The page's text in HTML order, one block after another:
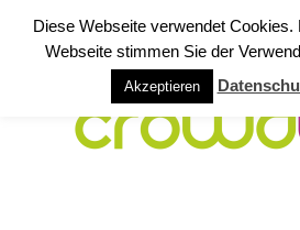
Diese Webseite verwendet
Webseite stimmen Sie der
Akzeptieren